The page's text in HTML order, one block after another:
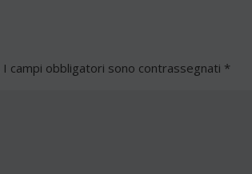
I campi obbligatori sono contrassegnati *